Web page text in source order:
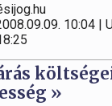
10:04 |
»